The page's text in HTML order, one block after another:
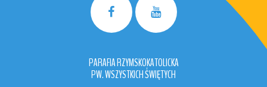
PARAFIA RZYMSKOKATOLICKA
PW. WSZYSTKICH ŚWIĘTYCH